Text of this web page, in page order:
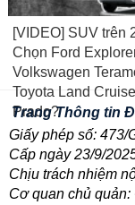
[VIDEO] SUV trên
Chọn Ford
Volkswagen
Toyota Land
Prado?
Trang Thông tin
Giấy phép số: 473/
Cấp ngày 23/9/
Chịu trách nhiệm
Cơ quan chủ